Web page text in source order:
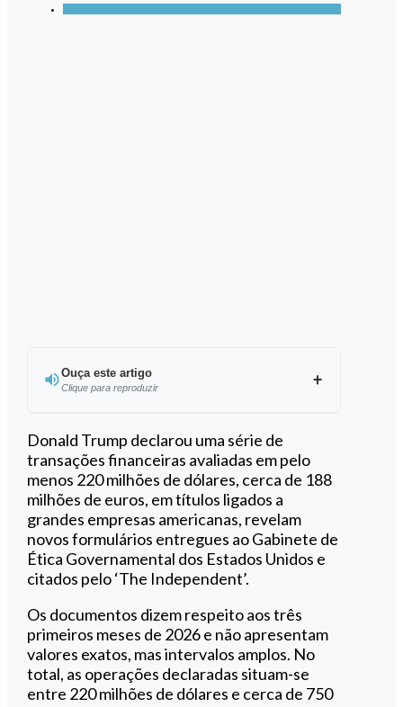
Ouça este artigo
Clique para reproduzir
Ouvir este artigo
Donald Trump declarou uma série de
transações financeiras avaliadas em pelo
menos 220 milhões de dólares, cerca de 188
milhões de euros, em títulos ligados a
grandes empresas americanas, revelam
novos formulários entregues ao Gabinete de
Ética Governamental dos Estados Unidos e
citados pelo ‘The Independent’.
Os documentos dizem respeito aos três
primeiros meses de 2026 e não apresentam
valores exatos, mas intervalos amplos. No
total, as operações declaradas situam-se
entre 220 milhões de dólares e cerca de 750